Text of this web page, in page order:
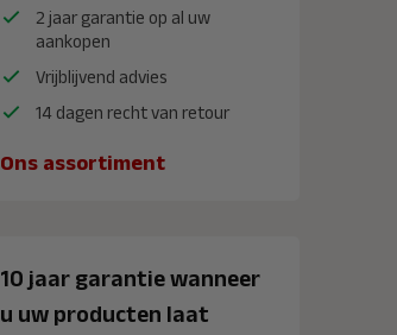
2 jaar garantie op al uw
aankopen
Vrijblijvend advies
14 dagen recht van retour
Ons assortiment
10 jaar garantie wanneer
u uw producten laat